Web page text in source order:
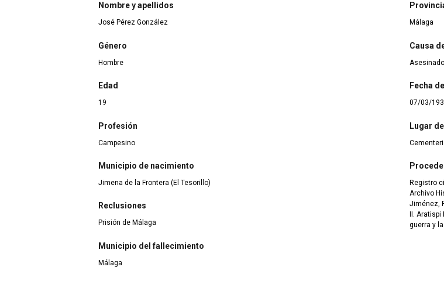
Nombre y apellidos
José Pérez González
Género
Hombre
Edad
19
Profesión
Campesino
Municipio de nacimiento
Jimena de la Frontera (El Tesorillo)
Reclusiones
Prisión de Málaga
Municipio del fallecimiento
Málaga
Málaga
Causa
Fecha
07/03/
Lugar
Registro
Archivo
Jiménez,
II.
guerra y